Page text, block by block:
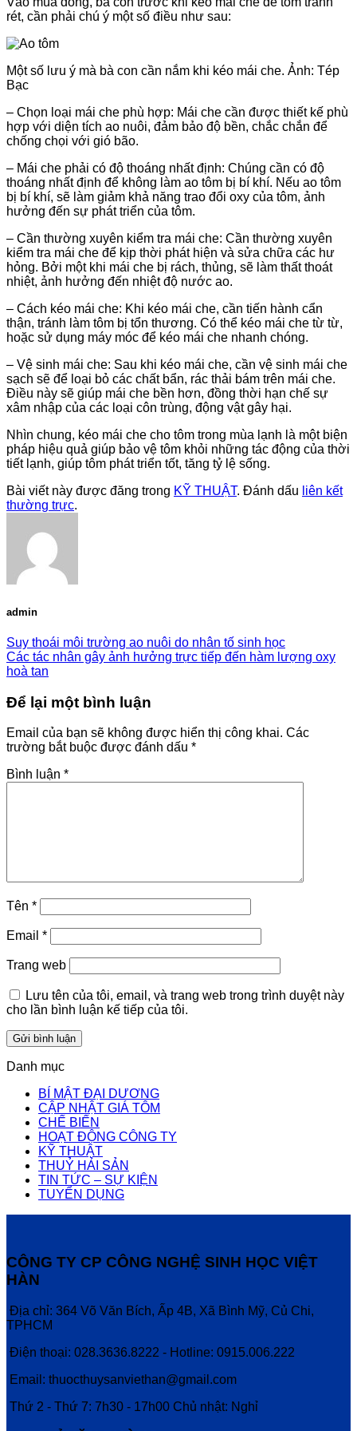
rét, cần phải chú ý một số điều như sau:
Một số lưu ý mà bà con cần nắm khi kéo mái che. Ảnh: Tép
Bạc
– Chọn loại mái che phù hợp: Mái che cần được thiết kế phù
hợp với diện tích ao nuôi, đảm bảo độ bền, chắc chắn để
chống chọi với gió bão.
– Mái che phải có độ thoáng nhất định: Chúng cần có độ
thoáng nhất định để không làm ao tôm bị bí khí. Nếu ao tôm
bị bí khí, sẽ làm giảm khả năng trao đổi oxy của tôm, ảnh
hưởng đến sự phát triển của tôm.
– Cần thường xuyên kiểm tra mái che: Cần thường xuyên
kiểm tra mái che để kịp thời phát hiện và sửa chữa các hư
hỏng. Bởi một khi mái che bị rách, thủng, sẽ làm thất thoát
nhiệt, ảnh hưởng đến nhiệt độ nước ao.
– Cách kéo mái che: Khi kéo mái che, cần tiến hành cẩn
thận, tránh làm tôm bị tổn thương. Có thể kéo mái che từ từ,
hoặc sử dụng máy móc để kéo mái che nhanh chóng.
– Vệ sinh mái che: Sau khi kéo mái che, cần vệ sinh mái che
sạch sẽ để loại bỏ các chất bẩn, rác thải bám trên mái che.
Điều này sẽ giúp mái che bền hơn, đồng thời hạn chế sự
xâm nhập của các loại côn trùng, động vật gây hại.
Nhìn chung, kéo mái che cho tôm trong mùa lạnh là một biện
pháp hiệu quả giúp bảo vệ tôm khỏi những tác động của thời
tiết lạnh, giúp tôm phát triển tốt, tăng tỷ lệ sống.
Bài viết này được đăng trong KỸ THUẬT. Đánh dấu liên kết
thường trực.
admin
Suy thoái môi trường ao nuôi do nhân tố sinh học
Các tác nhân gây ảnh hưởng trực tiếp đến hàm lượng oxy
hoà tan
Để lại một bình luận
Email của bạn sẽ không được hiển thị công khai. Các
trường bắt buộc được đánh dấu *
Bình luận *
Tên *
Email *
Trang web
Lưu tên của tôi, email, và trang web trong trình duyệt này
cho lần bình luận kế tiếp của tôi.
Danh mục
BÍ MẬT ĐẠI DƯƠNG
CẬP NHẬT GIÁ TÔM
CHẾ BIẾN
HOẠT ĐỘNG CÔNG TY
KỸ THUẬT
THUỶ HẢI SẢN
TIN TỨC – SỰ KIỆN
TUYỂN DỤNG
CÔNG TY CP CÔNG NGHỆ SINH HỌC VIỆT
HÀN
Địa chỉ: 364 Võ Văn Bích, Ấp 4B, Xã Bình Mỹ, Củ Chi,
TPHCM
Điện thoại: 028.3636.8222 - Hotline: 0915.006.222
Email: thuocthuysanviethan@gmail.com
Thứ 2 - Thứ 7: 7h30 - 17h00 Chủ nhật: Nghỉ